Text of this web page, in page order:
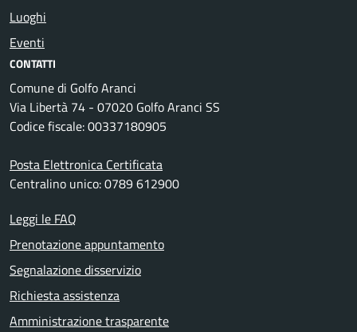
Luoghi
Eventi
CONTATTI
Comune di Golfo Aranci
Via Libertà 74 - 07020 Golfo Aranci SS
Codice fiscale: 00337180905
Posta Elettronica Certificata
Centralino unico: 0789 612900
Leggi le FAQ
Prenotazione appuntamento
Segnalazione disservizio
Richiesta assistenza
Amministrazione trasparente